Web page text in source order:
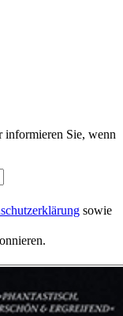
informieren Sie, wenn
sowie